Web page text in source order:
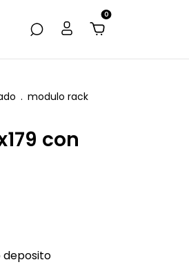
0
. modulo rack
con